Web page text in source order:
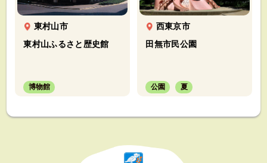
東村山市
東村山ふるさと歴史館
博物館
西東京市
田無市民公園
公園 夏